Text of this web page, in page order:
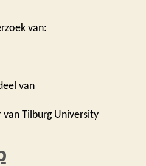
van:
van
Tilburg University